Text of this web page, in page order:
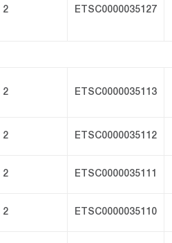
2 ETSC0000035127
2 ETSC0000035113
2 ETSC0000035112
2 ETSC0000035111
2 ETSC0000035110